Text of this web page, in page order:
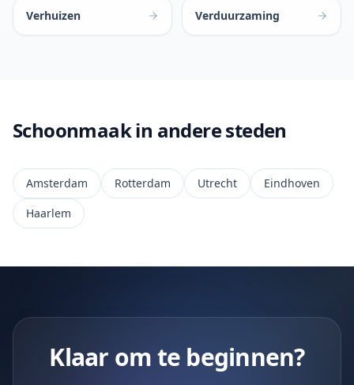
Verhuizen Verduurzaming
Schoonmaak in andere steden
Amsterdam Rotterdam Utrecht
Eindhoven
Haarlem
Klaar om te beginnen?